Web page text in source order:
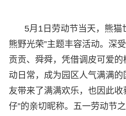
5月1日劳动节当天，熊猫
熊野光荣”主题丰容活动。深
贡贡、舜舜，凭借调皮可爱
动日常，成为园区人气满满的
友带来了满满欢乐，也因此收
仔”的亲切昵称。五一劳动节